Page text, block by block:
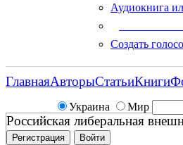
Аудиокнига
Создать
Украина Мир
ГлавнаяАвторыСтатьиКниги
Российская либеральная
Регистрация Войти